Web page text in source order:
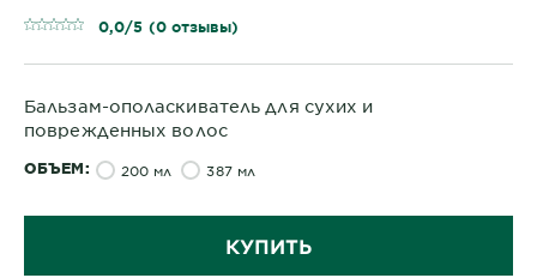
0,0/5 (0 отзывы)
Бальзам-ополаскиватель для сухих и
поврежденных волос
ОБЪЕМ 200 мл 387 мл
КУПИТЬ